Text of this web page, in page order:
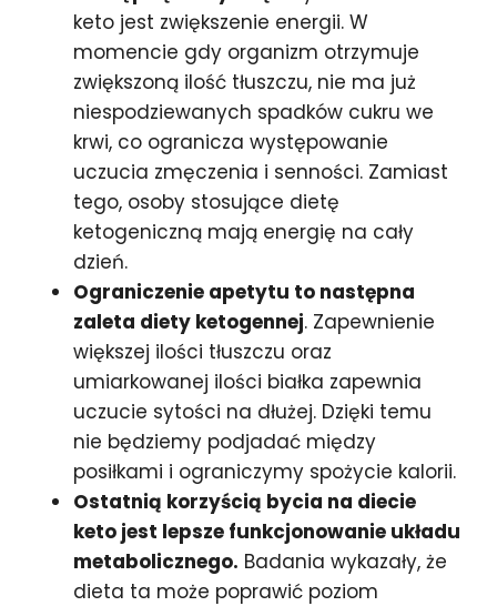
keto jest zwiększenie energii. W
momencie gdy organizm otrzymuje
zwiększoną ilość tłuszczu, nie ma już
niespodziewanych spadków cukru we
krwi, co ogranicza występowanie
uczucia zmęczenia i senności. Zamiast
tego, osoby stosujące dietę
ketogeniczną mają energię na cały
dzień.
Ograniczenie apetytu to następna
zaleta diety ketogennej. Zapewnienie
większej ilości tłuszczu oraz
umiarkowanej ilości białka zapewnia
uczucie sytości na dłużej. Dzięki temu
nie będziemy podjadać między
posiłkami i ograniczymy spożycie kalorii.
Ostatnią korzyścią bycia na diecie
keto jest lepsze funkcjonowanie układu
metabolicznego. Badania wykazały, że
dieta ta może poprawić poziom